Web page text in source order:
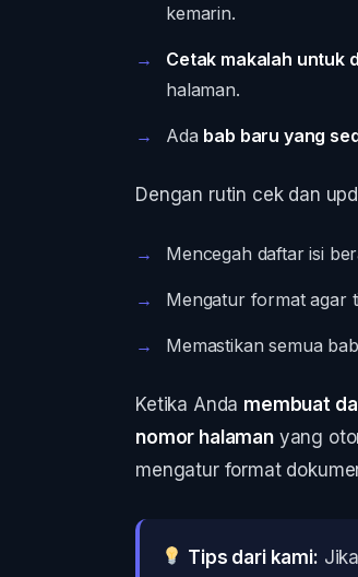
kemarin.
Cetak makalah untuk
halaman.
Ada bab baru yang
Dengan rutin cek dan
Mencegah daftar isi
Mengatur format agar
Memastikan semua
Ketika Anda membuat
nomor halamanyang
mengatur format
Tips dari kami: